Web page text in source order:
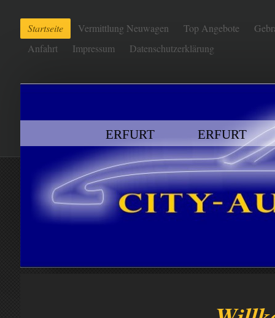
Startseite Vermittlung Neuwagen Top Angebote
Anfahrt
Impressum Datenschutzerklärung
ERFURT